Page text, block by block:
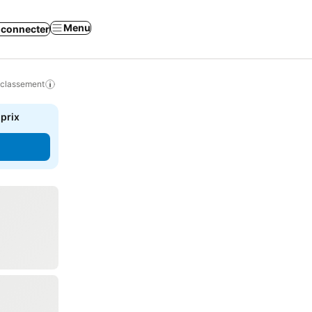
connecter Menu
prix